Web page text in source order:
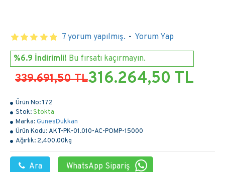
Ürün No:172
Stok:Stokta
Marka:GunesDukkan
Ürün Kodu:AKT-PK-01.010-AC-POMP-15000
Ağırlık: 2,400.00kg
Ara WhatsApp Sipariş
7 yorum yapılmış. - Yorum Yap
%6.9 İndirimli! Bu fırsatı kaçırmayın.
339.691,50 TL316.264,50 TL